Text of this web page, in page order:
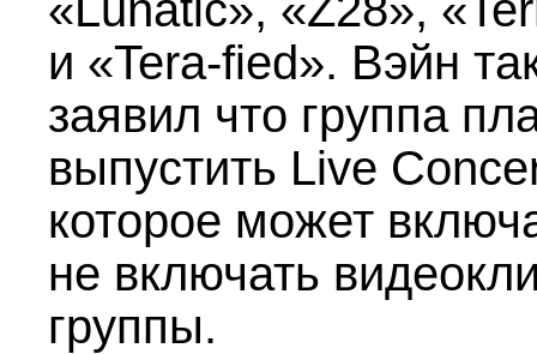
и «Tera-fied». Вэйн
заявил что группа
выпустить Live
которое может
не включать
группы.